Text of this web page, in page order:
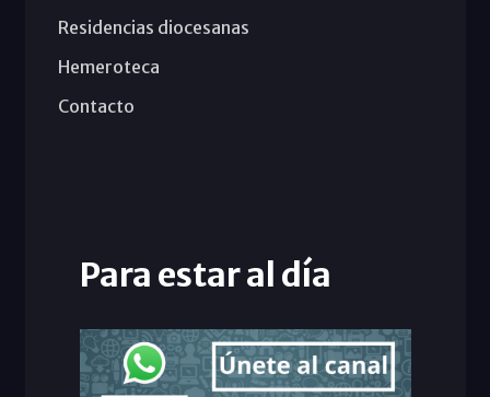
Residencias diocesanas
Hemeroteca
Contacto
Para estar al día